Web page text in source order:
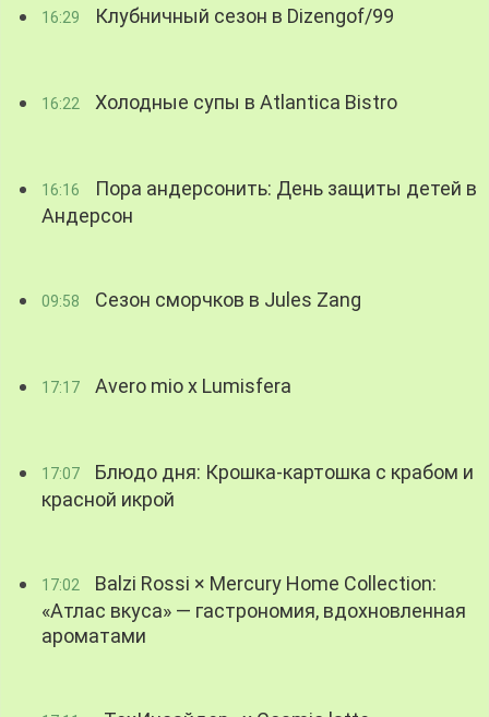
16:29 Клубничный сезон в Dizengof/99
16:22 Холодные супы в Atlantica Bistro
16:16
Пора андерсонить: День защиты детей в
Андерсон
09:58 Сезон сморчков в Jules Zang
17:17 Avero mio x Lumisfera
17:07
Блюдо дня: Крошка-картошка с крабом и
красной икрой
17:02
Balzi Rossi × Mercury Home Collection:
«Атлас вкуса» — гастрономия, вдохновленная
ароматами